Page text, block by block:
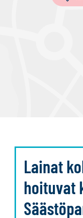
Lainat
hoituvat